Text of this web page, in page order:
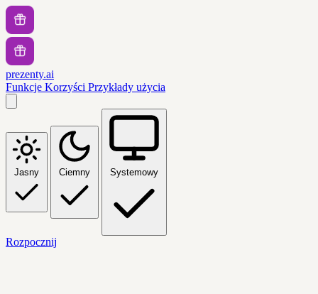
prezenty.ai
Funkcje Korzyści Przykłady użycia
Jasny Ciemny Systemowy
Rozpocznij